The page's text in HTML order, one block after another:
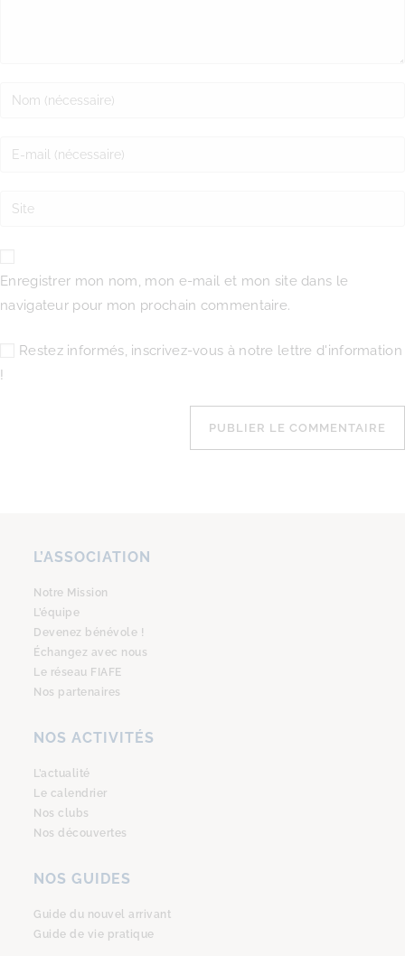
Enregistrer mon nom, mon e-mail et mon site dans le
navigateur pour mon prochain commentaire.
Restez informés, inscrivez-vous à notre lettre d'information
!
L’ASSOCIATION
Notre Mission
L’équipe
Devenez bénévole !
Échangez avec nous
Le réseau FIAFE
Nos partenaires
NOS ACTIVITÉS
L’actualité
Le calendrier
Nos clubs
Nos découvertes
NOS GUIDES
Guide du nouvel arrivant
Guide de vie pratique